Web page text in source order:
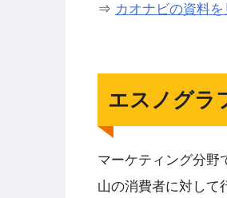
⇒ カオナビの資料
エスノグラ
マーケティング分野
山の消費者に対して